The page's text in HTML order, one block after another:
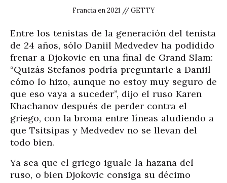
Francia en 2021 // GETTY
Entre los tenistas de la generación del tenista
de 24 años, sólo Daniil Medvedev ha podidido
frenar a Djokovic en una final de Grand Slam:
“Quizás Stefanos podría preguntarle a Daniil
cómo lo hizo, aunque no estoy muy seguro de
que eso vaya a suceder”, dijo el ruso Karen
Khachanov después de perder contra el
griego, con la broma entre líneas aludiendo a
que Tsitsipas y Medvedev no se llevan del
todo bien.
Ya sea que el griego iguale la hazaña del
ruso, o bien Djokovic consiga su décimo